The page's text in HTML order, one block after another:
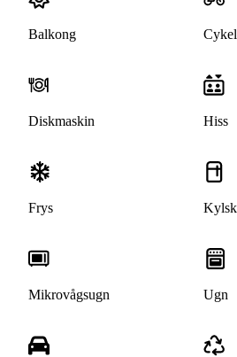
Balkong
Diskmaskin Hiss
Frys
Mikrovågsugn Ugn